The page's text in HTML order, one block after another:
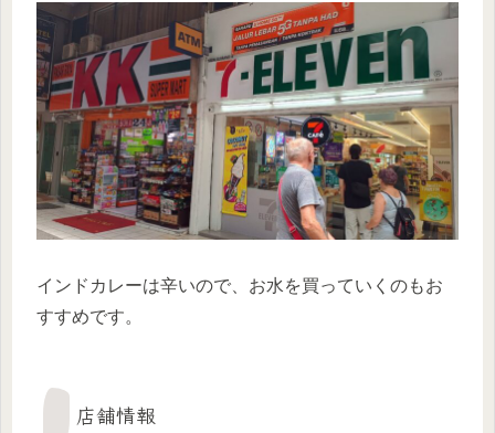
インドカレーは辛いので、お水を買っていくのもお
すすめです。
店舗情報